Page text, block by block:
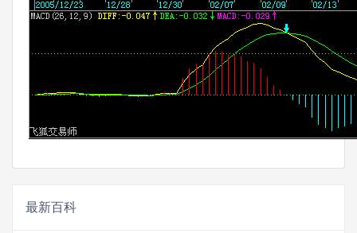
最新百科